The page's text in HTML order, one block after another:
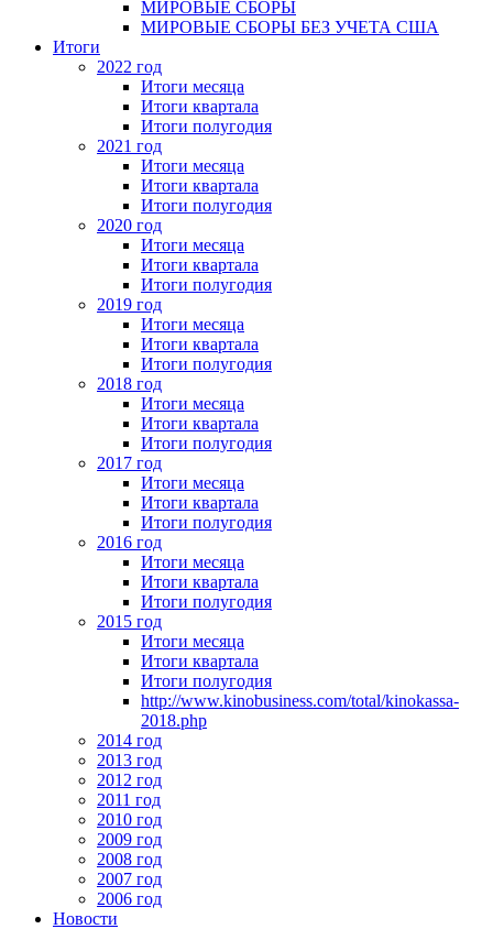
МИРОВЫЕ СБОРЫ
МИРОВЫЕ СБОРЫ БЕЗ УЧЕТА США
Итоги
2022 год
Итоги месяца
Итоги квартала
Итоги полугодия
2021 год
Итоги месяца
Итоги квартала
Итоги полугодия
2020 год
Итоги месяца
Итоги квартала
Итоги полугодия
2019 год
Итоги месяца
Итоги квартала
Итоги полугодия
2018 год
Итоги месяца
Итоги квартала
Итоги полугодия
2017 год
Итоги месяца
Итоги квартала
Итоги полугодия
2016 год
Итоги месяца
Итоги квартала
Итоги полугодия
2015 год
Итоги месяца
Итоги квартала
Итоги полугодия
http://www.kinobusiness.com/total/kinokassa-
2018.php
2014 год
2013 год
2012 год
2011 год
2010 год
2009 год
2008 год
2007 год
2006 год
Новости